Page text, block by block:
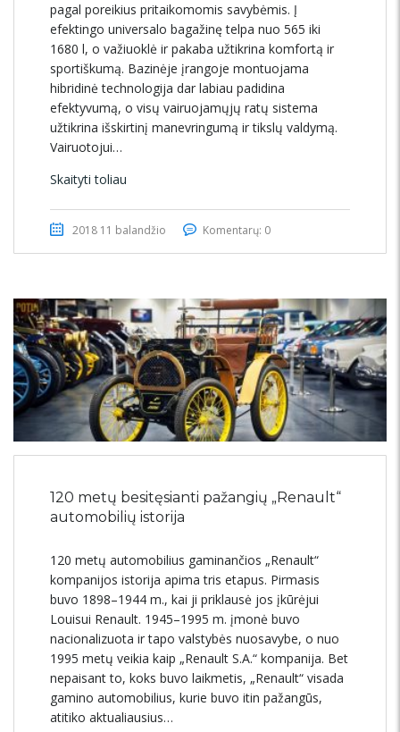
pagal poreikius pritaikomomis savybėmis. Į
efektingo universalo bagažinę telpa nuo 565 iki
1680 l, o važiuoklė ir pakaba užtikrina komfortą ir
sportiškumą. Bazinėje įrangoje montuojama
hibridinė technologija dar labiau padidina
efektyvumą, o visų vairuojamųjų ratų sistema
užtikrina išskirtinį manevringumą ir tikslų valdymą.
Vairuotojui…
Skaityti toliau
2018 11 balandžio Komentarų: 0
120 metų besitęsianti pažangių „Renault“
automobilių istorija
120 metų automobilius gaminančios „Renault“
kompanijos istorija apima tris etapus. Pirmasis
buvo 1898–1944 m., kai ji priklausė jos įkūrėjui
Louisui Renault. 1945–1995 m. įmonė buvo
nacionalizuota ir tapo valstybės nuosavybe, o nuo
1995 metų veikia kaip „Renault S.A.“ kompanija. Bet
nepaisant to, koks buvo laikmetis, „Renault“ visada
gamino automobilius, kurie buvo itin pažangūs,
atitiko aktualiausius…